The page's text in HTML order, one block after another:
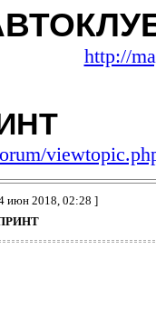
http://
июн 2018, 02:28 ]